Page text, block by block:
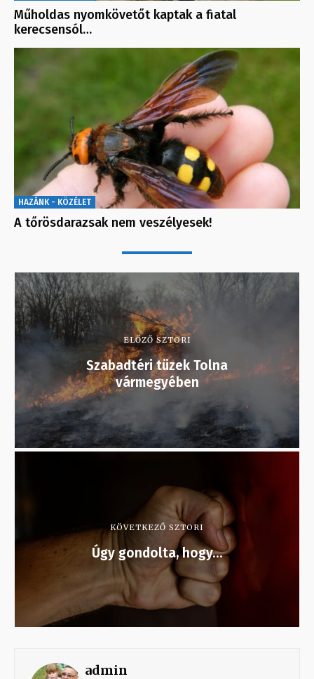
Műholdas nyomkövetőt kaptak a fiatal
kerecsensól…
HAZÁNK - KÖZÉLET
A tőrösdarazsak nem veszélyesek!
ELŐZŐ SZTORI
Szabadtéri tüzek Tolna
vármegyében
KÖVETKEZŐ SZTORI
Úgy gondolta, hogy…
admin